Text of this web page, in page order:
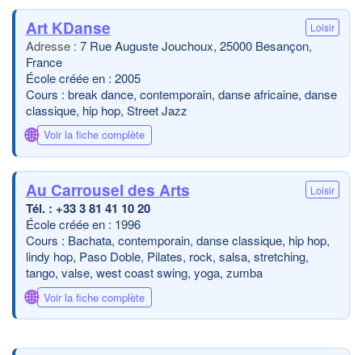
Art KDanse Loisir
7 Rue Auguste Jouchoux, 25000 Besançon,
France
École créée en : 2005
Cours : break dance, contemporain, danse africaine, danse
classique, hip hop, Street Jazz
🌐 Voir la fiche complète
Au Carrousel des Arts Loisir
+33 3 81 41 10 20
École créée en : 1996
Cours : Bachata, contemporain, danse classique, hip hop,
lindy hop, Paso Doble, Pilates, rock, salsa, stretching,
tango, valse, west coast swing, yoga, zumba
🌐 Voir la fiche complète